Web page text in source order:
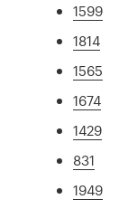
1599
1814
1565
1674
1429
831
1949